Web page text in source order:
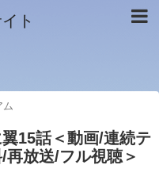
ト
ム
15話＜動画/連続テ
放送/フル視聴＞